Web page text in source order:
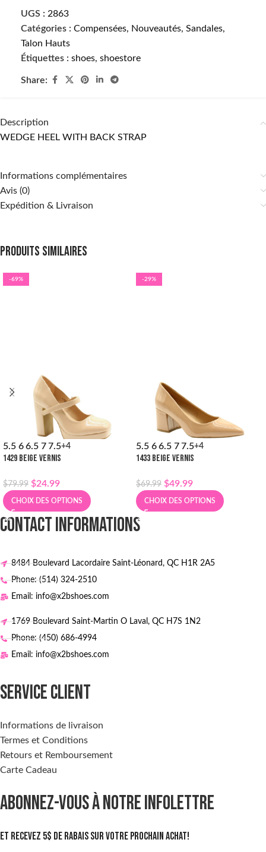
UGS : 2863
Catégories : Compensées, Nouveautés, Sandales,
Talon Hauts
Étiquettes : shoes, shoestore
Share:
Description
WEDGE HEEL WITH BACK STRAP
Informations complémentaires
Avis (0)
Expédition & Livraison
Produits similaires
-69%
5.5 6 6.5 7 7.5+4
1429 BEIGE VERNIS
$79.99 $24.99
CHOIX DES OPTIONS
-29%
5.5 6 6.5 7 7.5+4
1433 BEIGE VERNIS
$69.99 $49.99
CHOIX DES OPTIONS
CONTACT INFORMATIONS
8484 Boulevard Lacordaire Saint-Léonard, QC H1R 2A5
Phone: (514) 324-2510
Email: info@x2bshoes.com
1769 Boulevard Saint-Martin O Laval, QC H7S 1N2
Phone: (450) 686-4994
Email: info@x2bshoes.com
SERVICE CLIENT
Informations de livraison
Termes et Conditions
Retours et Remboursement
Carte Cadeau
ABONNEZ-VOUS À NOTRE INFOLETTRE
Et recevez 5$ de rabais sur votre prochain achat!